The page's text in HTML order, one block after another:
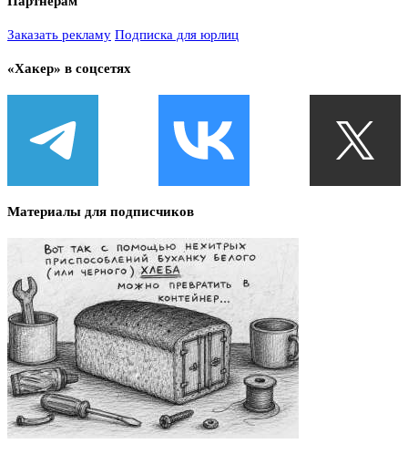
Заказать рекламу Подписка для юрлиц
«Хакер» в соцсетях
Материалы для подписчиков